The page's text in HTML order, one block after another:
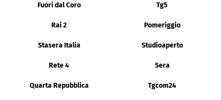
Fuori dal Coro Tg5
Rai 2 Pomeriggio
Stasera Italia Studioaperto
Rete 4 Sera
Quarta Repubblica Tgcom24